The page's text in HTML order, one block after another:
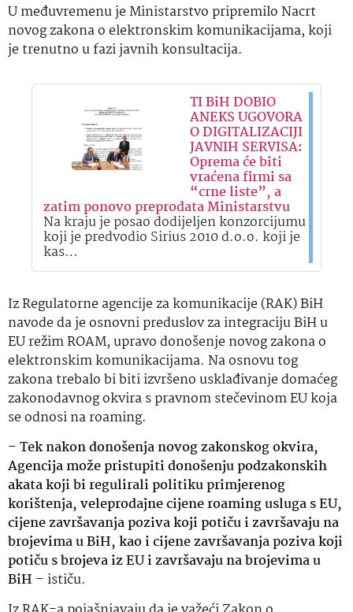
U međuvremenu je Ministarstvo pripremilo Nacrt
novog zakona o elektronskim komunikacijama, koji
je trenutno u fazi javnih konsultacija.
TI BiH DOBIO
ANEKS UGOVORA
O DIGITALIZACIJI
JAVNIH SERVISA:
Oprema će biti
vraćena firmi sa
“crne liste”, a
zatim ponovo preprodata Ministarstvu
Na kraju je posao dodijeljen konzorcijumu
koji je predvodio Sirius 2010 d.o.o. koji je
kas…
Iz Regulatorne agencije za komunikacije (RAK) BiH
navode da je osnovni preduslov za integraciju BiH u
EU režim ROAM, upravo donošenje novog zakona o
elektronskim komunikacijama. Na osnovu tog
zakona trebalo bi biti izvršeno usklađivanje domaćeg
zakonodavnog okvira s pravnom stečevinom EU koja
se odnosi na roaming.
–Tek nakon donošenja novog zakonskog okvira,
Agencija može pristupiti donošenju podzakonskih
akata koji bi regulirali politiku primjerenog
korištenja, veleprodajne cijene roaming usluga s EU,
cijene završavanja poziva koji potiču i završavaju na
brojevima u BiH, kao i cijene završavanja poziva koji
potiču s brojeva iz EU i završavaju na brojevima u
BiH – ističu.